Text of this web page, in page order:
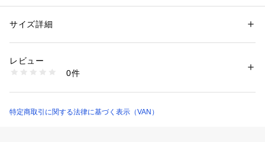
のアイテムとして是非取り入れて頂きたい一着です。
パイナップルと花のイメージが繊細に表現されているKAHALA
を代表するデザイン「デュークスパレオ」 ハワイの英雄「デ
とで色が柔らかく落ち着いて見えるリバースプリントで地元ビ
性別：メンズ
素材：綿100%
商品番号：
EH924033 （ショップ）
サイズ詳細
レビュー
0件
特定商取引に関する法律に基づく表示（VAN）